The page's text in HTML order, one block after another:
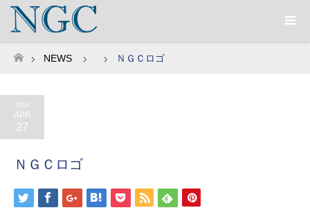
ホーム
NEWS ＮＧＣロゴ
2016
APR
27
ＮＧＣロゴ